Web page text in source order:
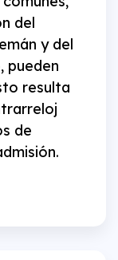
del
y del
pueden
resulta
de